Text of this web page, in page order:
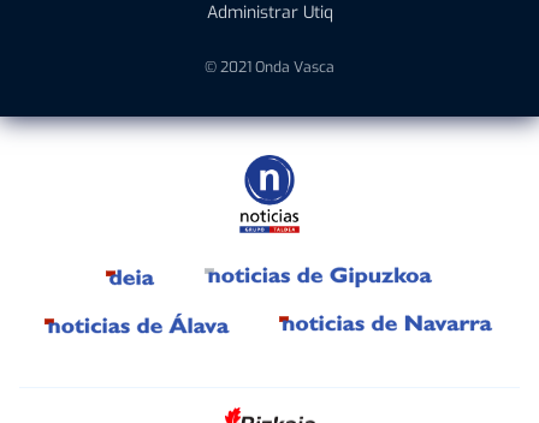
Administrar Utiq
© 2021 Onda Vasca